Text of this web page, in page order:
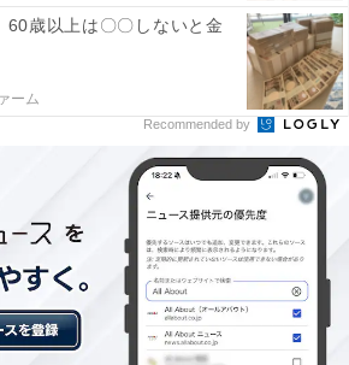
60歳以上は〇〇しないと金
ーム
Recommended by